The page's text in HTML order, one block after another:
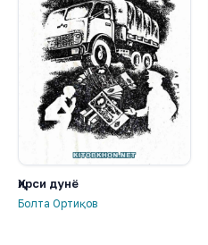
Ҳирси дунё
Болта Ортиқов